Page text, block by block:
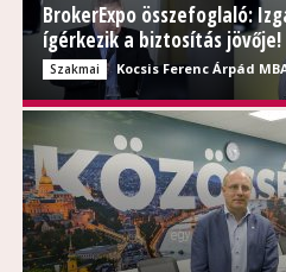
BrokerExpo összefoglaló:
ígérkezik a biztosítás jövője!
Szakmai Kocsis Ferenc Árpád